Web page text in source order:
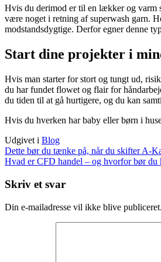
Hvis du derimod er til en lækker og varm
være noget i retning af superwash garn.
modstandsdygtige. Derfor egner denne
Start dine projekter i
Hvis man starter for stort og tungt ud,
du har fundet flowet og flair for
du tiden til at gå hurtigere, og du kan
Hvis du hverken har baby eller børn i
Udgivet i Blog
Indlægsnavigation
Dette bør du tænke på, når du skifter A-
Hvad er CFD handel – og hvorfor bør du
Skriv et svar
Din e-mailadresse vil ikke blive publiceret.